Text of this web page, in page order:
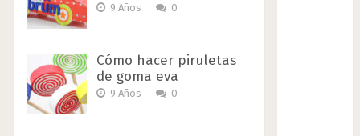
9 Años 0
Cómo hacer piruletas
de goma eva
9 Años 0